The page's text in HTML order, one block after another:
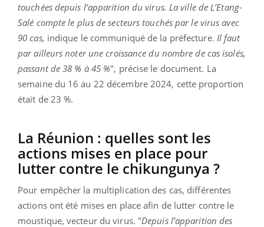
touchées depuis l’apparition du virus. La ville de L’Etang-
Salé compte le plus de secteurs touchés par le virus avec
90 cas, indique le communiqué de la préfecture. Il faut
par ailleurs noter une croissance du nombre de cas isolés,
passant de 38 % à 45 %", précise le document. La
semaine du 16 au 22 décembre 2024, cette proportion
était de 23 %.
La Réunion : quelles sont les
actions mises en place pour
lutter contre le chikungunya ?
Pour empêcher la multiplication des cas, différentes
actions ont été mises en place afin de lutter contre le
moustique, vecteur du virus. "Depuis l’apparition des